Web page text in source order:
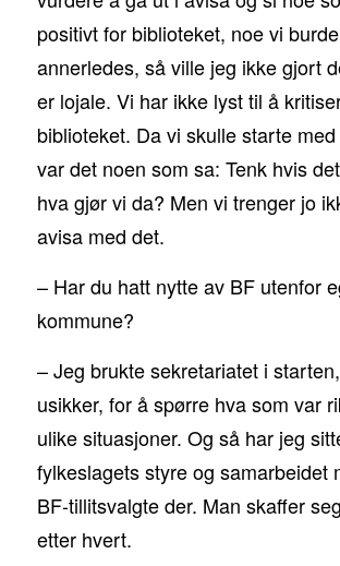
positivt for biblioteket, noe vi
annerledes, så ville jeg ikke gjort
er lojale. Vi har ikke lyst til å
biblioteket. Da vi skulle starte
var det noen som sa: Tenk hvis
hva gjør vi da? Men vi trenger jo
avisa med det.
– Har du hatt nytte av BF utenfor
kommune?
– Jeg brukte sekretariatet i
usikker, for å spørre hva som var
ulike situasjoner. Og så har jeg
fylkeslagets styre og samarbeidet
BF-tillitsvalgte der. Man skaffer
etter hvert.